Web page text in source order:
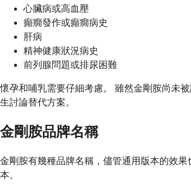
心臟病或高血壓
癲癇發作或癲癇病史
肝病
精神健康狀況病史
前列腺問題或排尿困難
懷孕和哺乳需要仔細考慮。 雖然金剛胺尚未
生討論替代方案。
金剛胺品牌名稱
金剛胺有幾種品牌名稱，儘管通用版本的效
本。